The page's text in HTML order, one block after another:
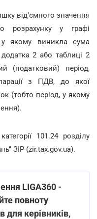
від'ємного значення
розрахунку у графі
у якому виникла сума
2 або таблиці 2
(податковий) період,
з ПДВ, до якої
(тобто період, у якому
101.24 розділу
ЗІР (zir.tax.gov.ua).
LIGA360 -
повноту
для керівників,